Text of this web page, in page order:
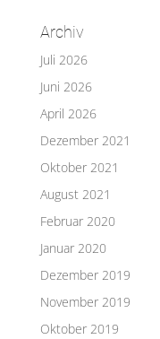
Archiv
Juli 2026
Juni 2026
April 2026
Dezember 2021
Oktober 2021
August 2021
Februar 2020
Januar 2020
Dezember 2019
November 2019
Oktober 2019